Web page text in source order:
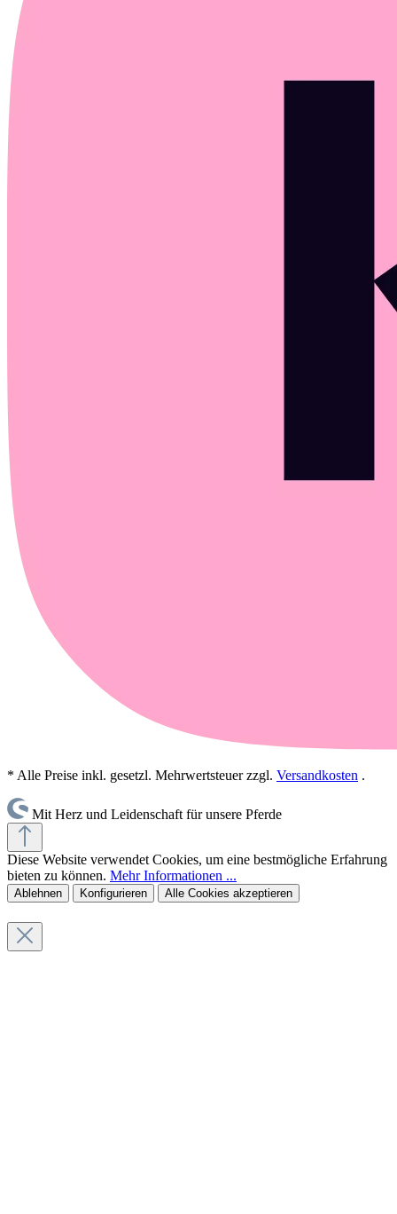
* Alle Preise inkl. gesetzl. Mehrwertsteuer zzgl. Versandkosten .
Mit Herz und Leidenschaft für unsere Pferde
Diese Website verwendet Cookies, um eine bestmögliche Erfahrung
bieten zu können. Mehr Informationen ...
Ablehnen Konfigurieren Alle Cookies akzeptieren